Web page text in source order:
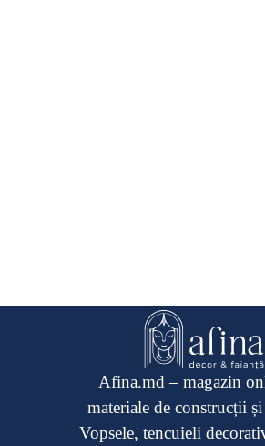
Afina.md – magazin
materiale de construcții
Vopsele, tencuieli